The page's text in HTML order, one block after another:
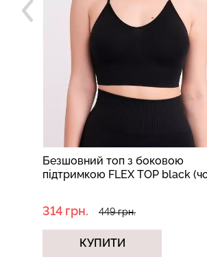
Топ на бретелях в рубчик CAMI
RIB black (чорний)
299 грн. 499 грн.
КУПИТИ